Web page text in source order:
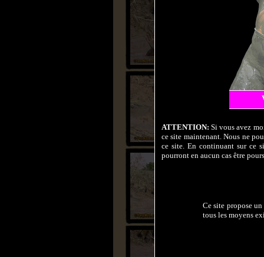
ATTENTION: Si vous avez
ce site maintenant. Nous ne
ce site. En continuant sur ce
pourront en aucun cas être
Ce site propose
tous les moyens